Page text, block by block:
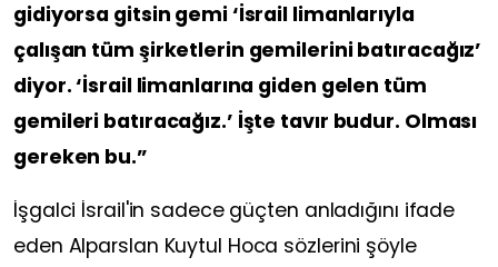
gidiyorsa gitsin gemi ‘İsrail limanlarıyla
çalışan tüm şirketlerin gemilerini batıracağız’
diyor. ‘İsrail limanlarına giden gelen tüm
gemileri batıracağız.’ İşte tavır budur. Olması
gereken bu.”
İşgalci İsrail'in sadece güçten anladığını ifade
eden Alparslan Kuytul Hoca sözlerini şöyle